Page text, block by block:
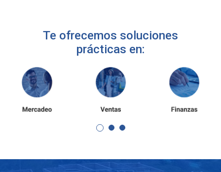
Te ofrecemos soluciones
prácticas en: